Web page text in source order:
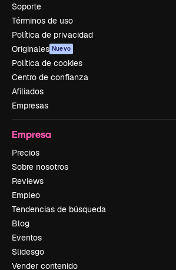
Soporte
Términos de uso
Política de privacidad
Originales Nuevo
Política de cookies
Centro de confianza
Afiliados
Empresas
Empresa
Precios
Sobre nosotros
Reviews
Empleo
Tendencias de búsqueda
Blog
Eventos
Slidesgo
Vender contenido